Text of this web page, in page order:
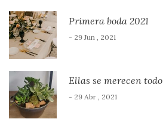
Primera boda 2021
- 29 Jun , 2021
Ellas se merecen todo
- 29 Abr , 2021